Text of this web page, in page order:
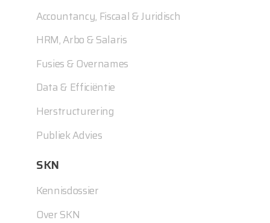
Accountancy, Fiscaal & Juridisch
HRM, Arbo & Salaris
Fusies & Overnames
Data & Efficiëntie
Herstructurering
Publiek Advies
SKN
Kennisdossier
Over SKN